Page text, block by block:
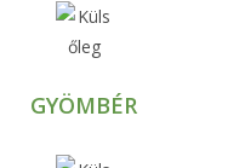
GYÖMBÉR